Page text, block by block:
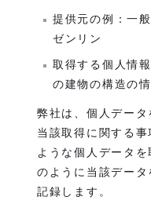
提供元の例：一
ゼンリン
取得する個人情
の建物の構造の
弊社は、個人データ
当該取得に関する
ような個人データ
のように当該データ
記録します。